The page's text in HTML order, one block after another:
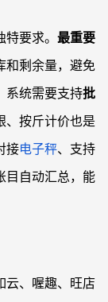
要求。 最重要
和剩余量，避免
系统需要支持批
、按斤计价也是
接电子秤、支持
目自动汇总，能
云、喔趣、旺店